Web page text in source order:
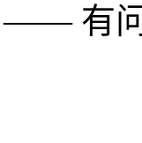
有